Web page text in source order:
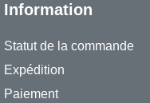
Information
Statut de la commande
Expédition
Paiement